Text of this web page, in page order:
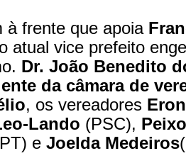
à frente que apoia
atual vice prefeito
Dr. João Benedito
da câmara de
, os vereadores
Lando (PSC),
e Joelda Medeiros